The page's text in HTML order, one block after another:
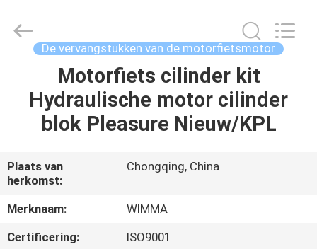
PRODUCTEN
VIDEO'S
OVER
ONS
Spare
Parts
De vervangstukken van de motorfietsmotor
Motorfiets cilinder kit
Hydraulische motor cilinder
blok Pleasure Nieuw/KPL
Plaats van
herkomst:
Chongqing, China
Merknaam:
WIMMA
Certificering:
ISO9001